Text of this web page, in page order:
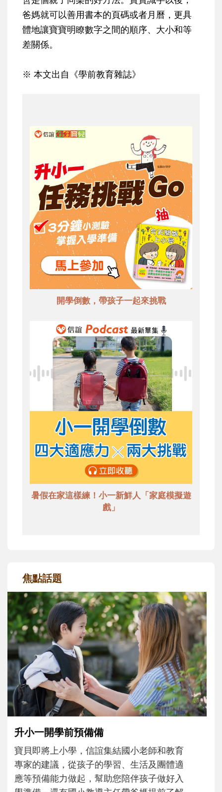
爸媽就可以善用書本的頁碼或者月曆，更具
體地讓寶寶明瞭數字之間的順序、大小和等
差關係。
※ 本文出自《學前教育雜誌》
開學倒數，帶孩子一起來挑戰
暑假在家這樣練！小一新鮮人「家庭模擬遊
戲」
焦點話題
和孩子一起長大的那個男人│讀懂父親的
不同模樣
沒有人天生就擅長當爸爸！男人總是在一次
次「前所未有」的體驗中，跟著孩子一起長